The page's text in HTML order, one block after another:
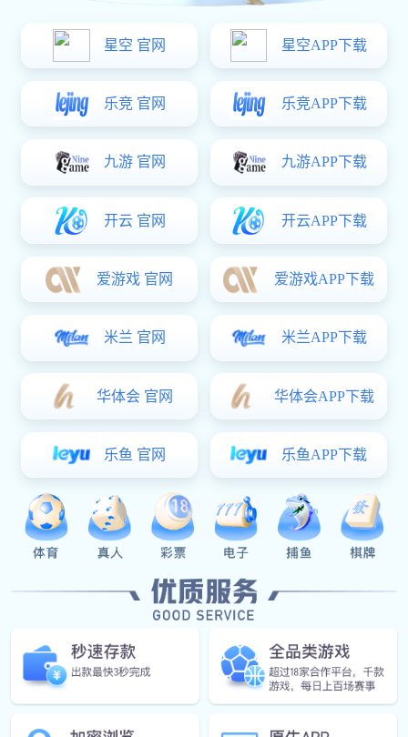
IPD-A系列 可编程线性直流电源
亿万28:IPD-A系列 可编程线性直流电源
300V/400V/500V多种电压等级
电流：0-30A多种电流等级
功率：360W
接口：RS232和RS485接口